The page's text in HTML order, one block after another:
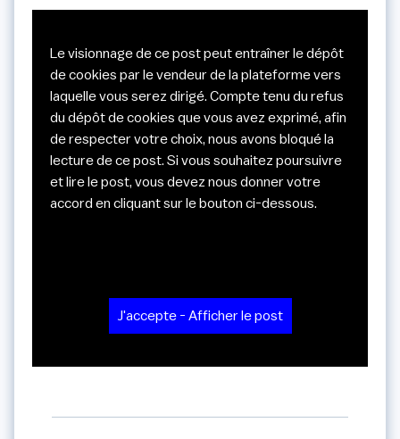
Le visionnage de ce post peut entraîner le dépôt
de cookies par le vendeur de la plateforme vers
laquelle vous serez dirigé. Compte tenu du refus
du dépôt de cookies que vous avez exprimé, afin
de respecter votre choix, nous avons bloqué la
lecture de ce post. Si vous souhaitez poursuivre
et lire le post, vous devez nous donner votre
accord en cliquant sur le bouton ci-dessous.
J'accepte - Afficher le post